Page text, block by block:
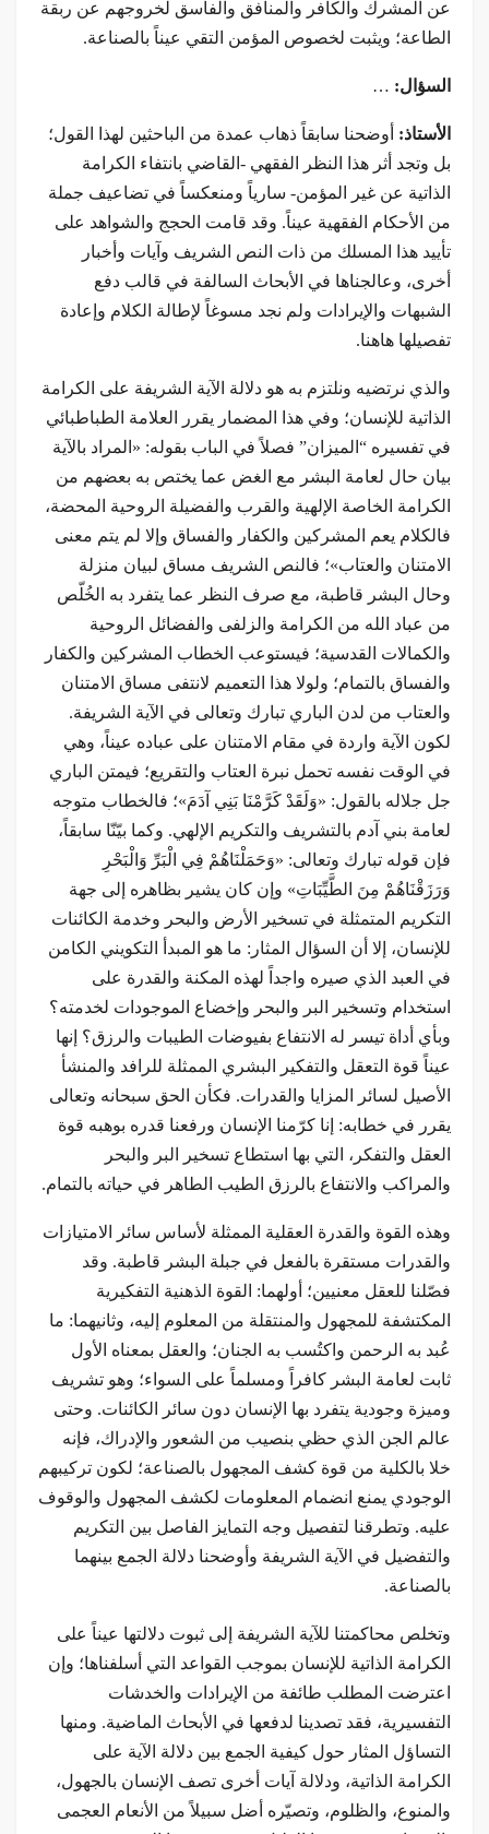
عن المشرك والكافر والمنافق والفاسق لخروجهم عن ربقة
الطاعة؛ ويثبت لخصوص المؤمن التقي عيناً بالصناعة.
السؤال: …
الأستاذ: أوضحنا سابقاً ذهاب عمدة من الباحثين لهذا القول؛
بل وتجد أثر هذا النظر الفقهي -القاضي بانتفاء الكرامة
الذاتية عن غير المؤمن- سارياً ومنعكساً في تضاعيف جملة
من الأحكام الفقهية عيناً. وقد قامت الحجج والشواهد على
تأييد هذا المسلك من ذات النص الشريف وآيات وأخبار
أخرى، وعالجناها في الأبحاث السالفة في قالب دفع
الشبهات والإيرادات ولم نجد مسوغاً لإطالة الكلام وإعادة
تفصيلها هاهنا.
والذي نرتضيه ونلتزم به هو دلالة الآية الشريفة على الكرامة
الذاتية للإنسان؛ وفي هذا المضمار يقرر العلامة الطباطبائي
في تفسيره “الميزان” فصلاً في الباب بقوله: «المراد بالآية
بيان حال لعامة البشر مع الغض عما يختص به بعضهم من
الكرامة الخاصة الإلهية والقرب والفضيلة الروحية المحضة،
فالکلام يعم المشركين والكفار والفساق وإلا لم يتم معنی
الامتنان والعتاب»؛ فالنص الشريف مساق لبيان منزلة
وحال البشر قاطبة، مع صرف النظر عما يتفرد به الخُلّص
من عباد الله من الكرامة والزلفى والفضائل الروحية
والكمالات القدسية؛ فيستوعب الخطاب المشركين والكفار
والفساق بالتمام؛ ولولا هذا التعميم لانتفى مساق الامتنان
والعتاب من لدن الباري تبارك وتعالى في الآية الشريفة.
لكون الآية واردة في مقام الامتنان على عباده عيناً، وهي
في الوقت نفسه تحمل نبرة العتاب والتقريع؛ فيمتن الباري
جل جلاله بالقول: «وَلَقَدْ كَرَّمْنَا بَنِي آدَمَ»؛ فالخطاب متوجه
لعامة بني آدم بالتشريف والتكريم الإلهي. وكما بيّنّا سابقاً،
فإن قوله تبارك وتعالى: «وَحَمَلْنَاهُمْ فِي الْبَرِّ وَالْبَحْرِ
وَرَزَقْنَاهُمْ مِنَ الطَّيِّبَاتِ» وإن كان يشير بظاهره إلى جهة
التكريم المتمثلة في تسخير الأرض والبحر وخدمة الكائنات
للإنسان، إلا أن السؤال المثار: ما هو المبدأ التكويني الكامن
في العبد الذي صيره واجداً لهذه المكنة والقدرة على
استخدام وتسخير البر والبحر وإخضاع الموجودات لخدمته؟
وبأي أداة تيسر له الانتفاع بفيوضات الطيبات والرزق؟ إنها
عيناً قوة التعقل والتفكير البشري الممثلة للرافد والمنشأ
الأصيل لسائر المزايا والقدرات. فكأن الحق سبحانه وتعالى
يقرر في خطابه: إنا كرّمنا الإنسان ورفعنا قدره بوهبه قوة
العقل والتفكر، التي بها استطاع تسخير البر والبحر
والمراكب والانتفاع بالرزق الطيب الطاهر في حياته بالتمام.
وهذه القوة والقدرة العقلية الممثلة لأساس سائر الامتيازات
والقدرات مستقرة بالفعل في جبلة البشر قاطبة. وقد
فصّلنا للعقل معنيين؛ أولهما: القوة الذهنية التفكيرية
المكتشفة للمجهول والمنتقلة من المعلوم إليه، وثانيهما: ما
عُبد به الرحمن واكتُسب به الجنان؛ والعقل بمعناه الأول
ثابت لعامة البشر كافراً ومسلماً على السواء؛ وهو تشريف
وميزة وجودية يتفرد بها الإنسان دون سائر الكائنات. وحتى
عالم الجن الذي حظي بنصيب من الشعور والإدراك، فإنه
خلا بالكلية من قوة كشف المجهول بالصناعة؛ لكون تركيبهم
الوجودي يمنع انضمام المعلومات لكشف المجهول والوقوف
عليه. وتطرقنا لتفصيل وجه التمايز الفاصل بين التكريم
والتفضيل في الآية الشريفة وأوضحنا دلالة الجمع بينهما
بالصناعة.
وتخلص محاكمتنا للآية الشريفة إلى ثبوت دلالتها عيناً على
الكرامة الذاتية للإنسان بموجب القواعد التي أسلفناها؛ وإن
اعترضت المطلب طائفة من الإيرادات والخدشات
التفسيرية، فقد تصدينا لدفعها في الأبحاث الماضية. ومنها
التساؤل المثار حول كيفية الجمع بين دلالة الآية على
الكرامة الذاتية، ودلالة آيات أخرى تصف الإنسان بالجهول،
والمنوع، والظلوم، وتصيّره أضل سبيلاً من الأنعام العجمى